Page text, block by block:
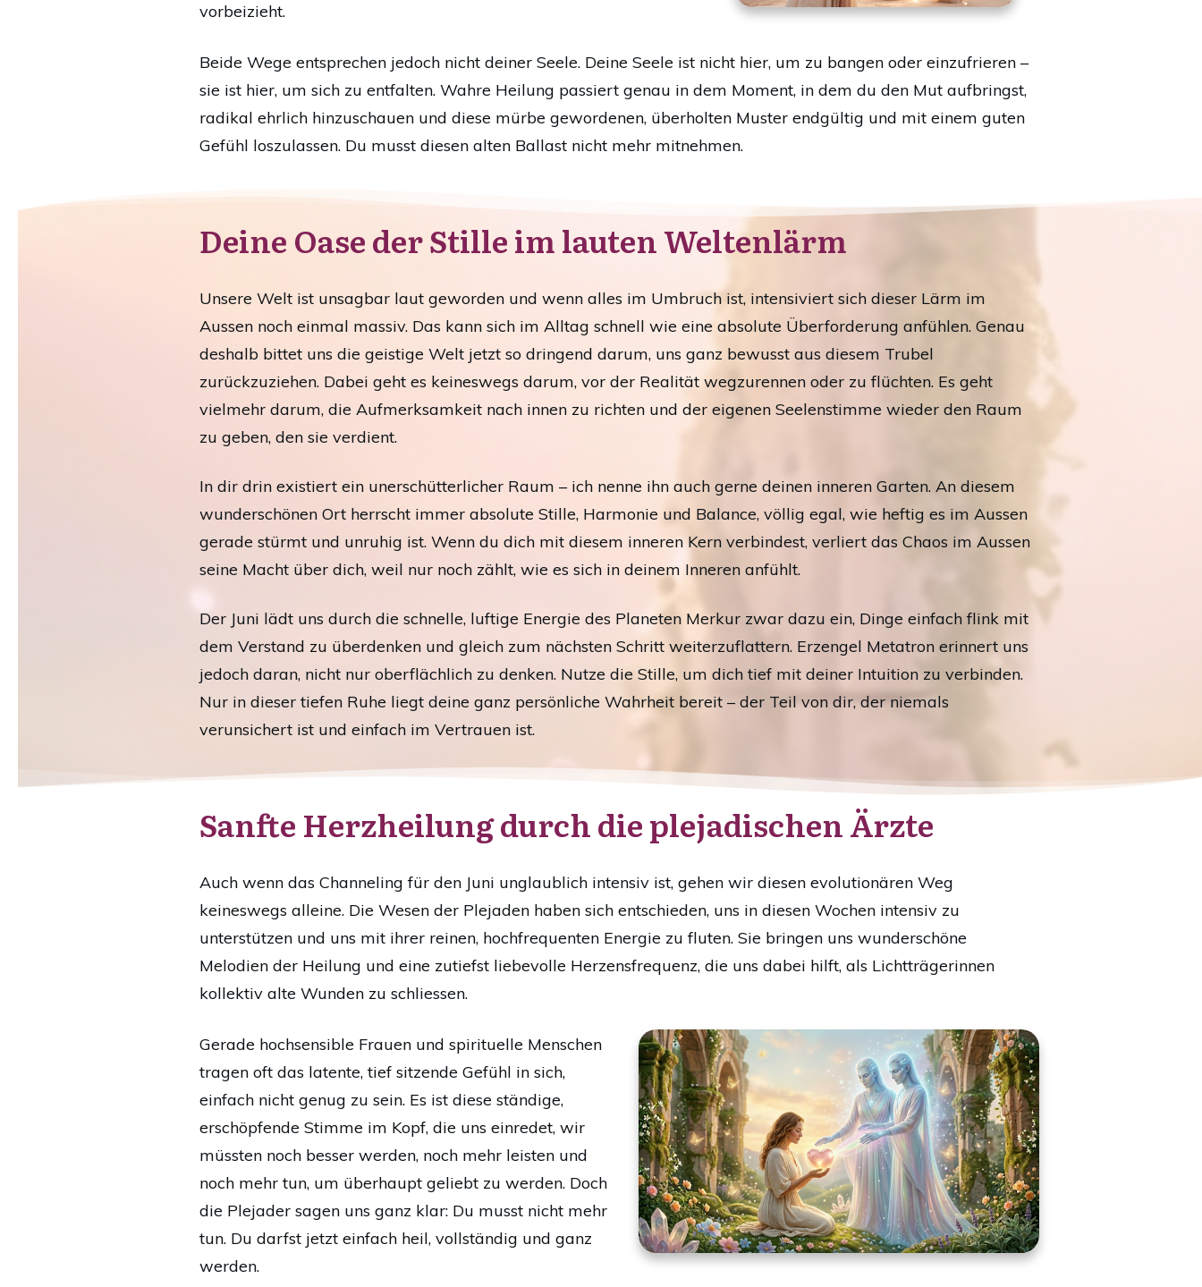
vorbeizieht.
Beide Wege entsprechen jedoch nicht deiner Seele. Deine Seele ist nicht hier, um zu bangen oder einzufrieren –
sie ist hier, um sich zu entfalten. Wahre Heilung passiert genau in dem Moment, in dem du den Mut aufbringst,
radikal ehrlich hinzuschauen und diese mürbe gewordenen, überholten Muster endgültig und mit einem guten
Gefühl loszulassen. Du musst diesen alten Ballast nicht mehr mitnehmen.
Deine Oase der Stille im lauten Weltenlärm
Unsere Welt ist unsagbar laut geworden und wenn alles im Umbruch ist, intensiviert sich dieser Lärm im
Aussen noch einmal massiv. Das kann sich im Alltag schnell wie eine absolute Überforderung anfühlen. Genau
deshalb bittet uns die geistige Welt jetzt so dringend darum, uns ganz bewusst aus diesem Trubel
zurückzuziehen. Dabei geht es keineswegs darum, vor der Realität wegzurennen oder zu flüchten. Es geht
vielmehr darum, die Aufmerksamkeit nach innen zu richten und der eigenen Seelenstimme wieder den Raum
zu geben, den sie verdient.
In dir drin existiert ein unerschütterlicher Raum – ich nenne ihn auch gerne deinen inneren Garten. An diesem
wunderschönen Ort herrscht immer absolute Stille, Harmonie und Balance, völlig egal, wie heftig es im Aussen
gerade stürmt und unruhig ist. Wenn du dich mit diesem inneren Kern verbindest, verliert das Chaos im Aussen
seine Macht über dich, weil nur noch zählt, wie es sich in deinem Inneren anfühlt.
Der Juni lädt uns durch die schnelle, luftige Energie des Planeten Merkur zwar dazu ein, Dinge einfach flink mit
dem Verstand zu überdenken und gleich zum nächsten Schritt weiterzuflattern. Erzengel Metatron erinnert uns
jedoch daran, nicht nur oberflächlich zu denken. Nutze die Stille, um dich tief mit deiner Intuition zu verbinden.
Nur in dieser tiefen Ruhe liegt deine ganz persönliche Wahrheit bereit – der Teil von dir, der niemals
verunsichert ist und einfach im Vertrauen ist.
Sanfte Herzheilung durch die plejadischen Ärzte
Auch wenn das Channeling für den Juni unglaublich intensiv ist, gehen wir diesen evolutionären Weg
keineswegs alleine. Die Wesen der Plejaden haben sich entschieden, uns in diesen Wochen intensiv zu
unterstützen und uns mit ihrer reinen, hochfrequenten Energie zu fluten. Sie bringen uns wunderschöne
Melodien der Heilung und eine zutiefst liebevolle Herzensfrequenz, die uns dabei hilft, als Lichtträgerinnen
kollektiv alte Wunden zu schliessen.
Gerade hochsensible Frauen und spirituelle Menschen
tragen oft das latente, tief sitzende Gefühl in sich,
einfach nicht genug zu sein. Es ist diese ständige,
erschöpfende Stimme im Kopf, die uns einredet, wir
müssten noch besser werden, noch mehr leisten und
noch mehr tun, um überhaupt geliebt zu werden. Doch
die Plejader sagen uns ganz klar: Du musst nicht mehr
tun. Du darfst jetzt einfach heil, vollständig und ganz
werden.